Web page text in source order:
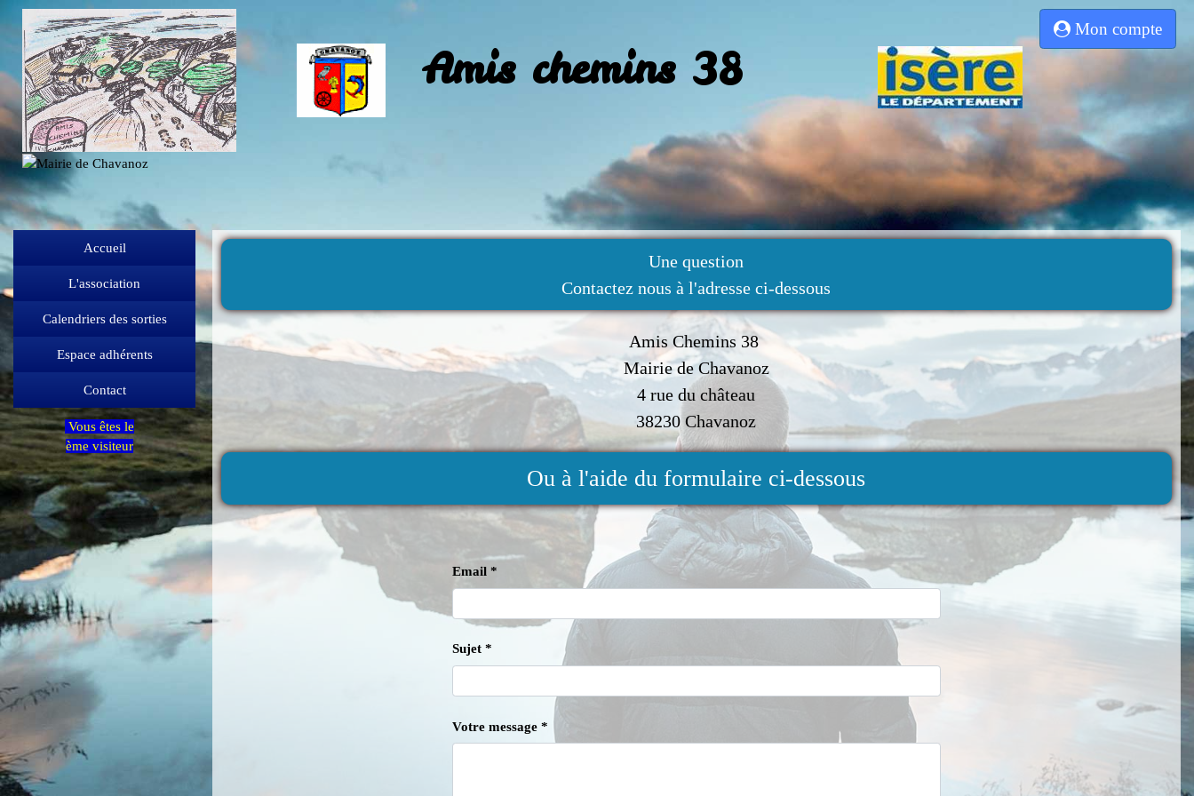
Amis chemins 38
Accueil
L'association
Calendriers des sorties
Espace adhérents
Contact
Vous êtes le
ème visiteur
Une question
Contactez nous à l'adresse ci-dessous
Amis Chemins 38
Mairie de Chavanoz
4 rue du château
38230 Chavanoz
Ou à l'aide du formulaire ci-dessous
Email *
Sujet *
Votre message *
Mon compte